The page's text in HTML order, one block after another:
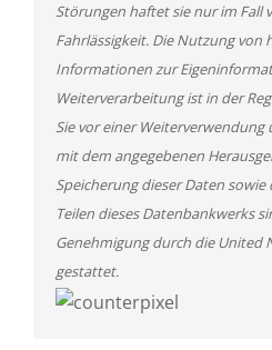
Störungen haftet sie nur im Fall
Fahrlässigkeit. Die Nutzung von
Informationen zur
Weiterverarbeitung ist in der
Sie vor einer
mit dem angegebenen
Speicherung dieser Daten
Teilen dieses Datenbankwerks
Genehmigung durch die United
gestattet.